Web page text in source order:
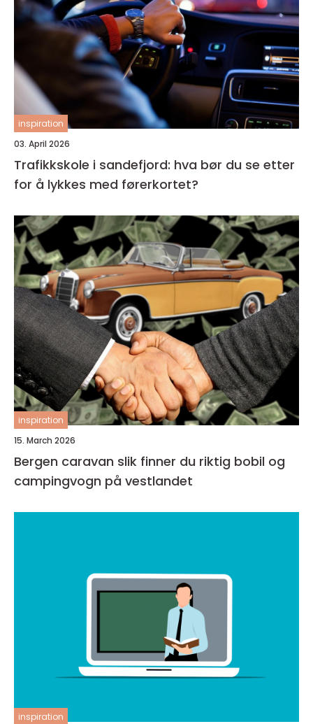
inspiration
03. April 2026
Trafikkskole i sandefjord: hva bør du se etter
for å lykkes med førerkortet?
inspiration
15. March 2026
Bergen caravan slik finner du riktig bobil og
campingvogn på vestlandet
inspiration